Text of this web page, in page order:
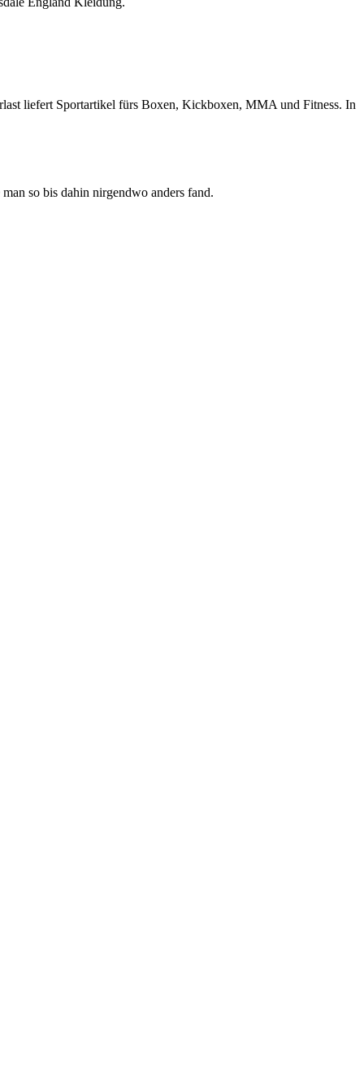
liefert Sportartikel fürs Boxen, Kickboxen, MMA und Fitness. In
so bis dahin nirgendwo anders fand.